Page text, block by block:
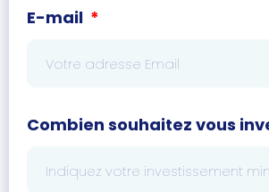
E-mail
Combien souhaitez vous